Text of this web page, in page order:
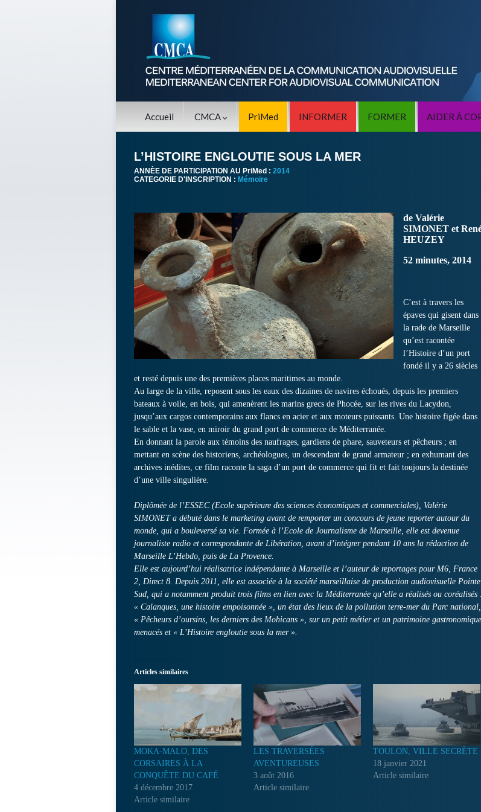
Accueil CMCA PriMed INFORMER FORMER AIDER À
L’HISTOIRE ENGLOUTIE SOUS LA MER
ANNÈE DE PARTICIPATION AU PriMed : 2014
CATEGORIE D'INSCRIPTION : Mémoire
de Valérie
SIMONET et
HEUZEY
52 minutes, 2014
C’est à travers les
épaves qui gisent dans
la rade de Marseille
qu’est racontée
l’Histoire d’un port
fondé il y a 26 siècles
et resté depuis une des premières places maritimes au monde.
Au large de la ville, reposent sous les eaux des dizaines de navires échoués, depuis les premiers
bateaux à voile, en bois, qui amenèrent les marins grecs de Phocée, sur les rives du Lacydon,
jusqu’aux cargos contemporains aux flancs en acier et aux moteurs puissants. Une histoire figée dans
le sable et la vase, en miroir du grand port de commerce de Méditerranée.
En donnant la parole aux témoins des naufrages, gardiens de phare, sauveteurs et pêcheurs ; en
mettant en scène des historiens, archéologues, un descendant de grand armateur ; en exhumant des
archives inédites, ce film raconte la saga d’un port de commerce qui fit et fait toujours la destinée
d’une ville singulière.
Diplômée de l’ESSEC (Ecole supérieure des sciences économiques et commerciales), Valérie
SIMONET a débuté dans le marketing avant de remporter un concours de jeune reporter autour du
monde, qui a bouleversé sa vie. Formée à l’Ecole de Journalisme de Marseille, elle est devenue
journaliste radio et correspondante de Libération, avant d’intégrer pendant 10 ans la rédaction de
Marseille L’Hebdo, puis de La Provence.
Elle est aujourd’hui réalisatrice indépendante à Marseille et l’auteur de reportages pour M6, France
2, Direct 8. Depuis 2011, elle est associée à la société marseillaise de production audiovisuelle Pointe
Sud, qui a notamment produit trois films en lien avec la Méditerranée qu’elle a réalisés ou coréalisés
« Calanques, une histoire empoisonnée », un état des lieux de la pollution terre-mer du Parc national,
« Pêcheurs d’oursins, les derniers des Mohicans », sur un petit métier et un patrimoine gastronomique
menacés et « L’Histoire engloutie sous la mer ».
Articles similaires
MOKA-MALO, DES
CORSAIRES À LA
CONQUÊTE DU CAFÉ
4 décembre 2017
Article similaire
LES TRAVERSÉES
AVENTUREUSES
3 août 2016
Article similaire
TOULON, VILLE SECRÈTE
18 janvier 2021
Article similaire